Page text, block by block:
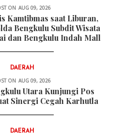
ON AUG 09, 2026
Kamtibmas saat Liburan,
Bengkulu Subdit Wisata
dan Bengkulu Indah Mall
DAERAH
ON AUG 09, 2026
Utara Kunjungi Pos
Sinergi Cegah Karhutla
DAERAH